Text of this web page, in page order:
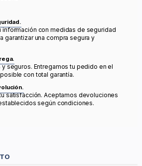
información con medidas de seguridad
garantizar una compra segura y
y seguros. Entregamos tu pedido en el
con total garantía.
satisfacción. Aceptamos devoluciones
según condiciones.